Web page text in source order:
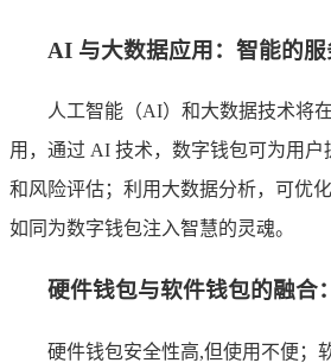
AI 与大数据应用：智能的服
人工智能（AI）和大数据技术将
用，通过 AI 技术，数字钱包可为用户
和风险评估；利用大数据分析，可优
如同为数字钱包注入智慧的灵魂。
硬件钱包与软件钱包的融合
硬件钱包安全性高,但使用不便；